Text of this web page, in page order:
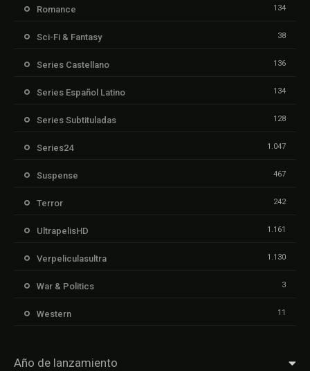
Romance 134
Sci-Fi & Fantasy 38
Series Castellano 136
Series Español Latino 134
Series Subtituladas 128
Series24 1.047
Suspense 467
Terror 242
UltrapelisHD 1.161
Verpeliculasultra 1.130
War & Politics 3
Western 11
Año de lanzamiento